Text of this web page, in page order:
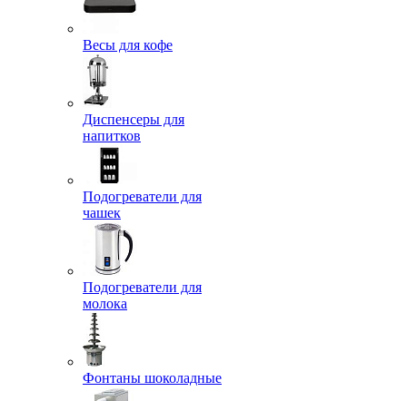
Весы для кофе
Диспенсеры для
напитков
Подогреватели для
чашек
Подогреватели для
молока
Фонтаны шоколадные